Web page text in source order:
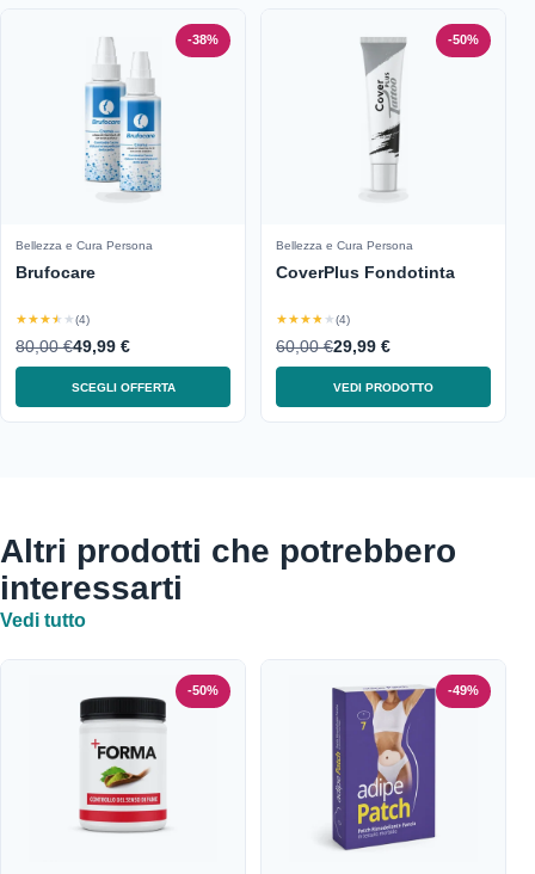
-38%
Bellezza e Cura Persona
Brufocare
★★★★★(4)
80,00 €49,99 €
SCEGLI OFFERTA
-50%
Bellezza e Cura Persona
CoverPlus Fondotinta
★★★★★(4)
60,00 €29,99 €
VEDI PRODOTTO
Altri prodotti che potrebbero
interessarti
Vedi tutto
-50% -49%